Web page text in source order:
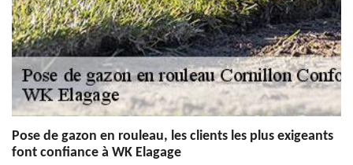
Pose de gazon en rouleau, les clients les plus exigeants
font confiance à WK Elagage